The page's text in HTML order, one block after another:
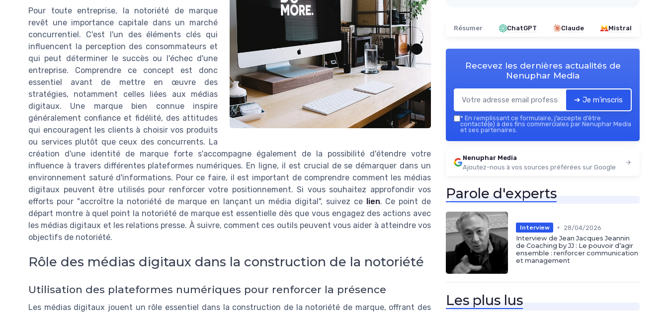
Pour toute entreprise, la notoriété de marque
revêt une importance capitale dans un marché
concurrentiel. C'est l'un des éléments clés qui
influencent la perception des consommateurs et
qui peut déterminer le succès ou l'échec d'une
entreprise. Comprendre ce concept est donc
essentiel avant de mettre en œuvre des
stratégies, notamment celles liées aux médias
digitaux. Une marque bien connue inspire
généralement confiance et fidélité, des attitudes
qui encouragent les clients à choisir vos produits
ou services plutôt que ceux des concurrents. La
création d'une identité de marque forte s'accompagne également de la possibilité d'étendre votre
influence à travers différentes plateformes numériques. En ligne, il est crucial de se démarquer dans un
environnement saturé d'informations. Pour ce faire, il est important de comprendre comment les médias
digitaux peuvent être utilisés pour renforcer votre positionnement. Si vous souhaitez approfondir vos
efforts pour "accroître la notoriété de marque en lançant un média digital", suivez ce lien. Ce point de
départ montre à quel point la notoriété de marque est essentielle dès que vous engagez des actions avec
les médias digitaux et les relations presse. À suivre, comment ces outils peuvent vous aider à atteindre vos
objectifs de notoriété.
Rôle des médias digitaux dans la construction de la notoriété
Utilisation des plateformes numériques pour renforcer la présence
Les médias digitaux jouent un rôle essentiel dans la construction de la notoriété de marque, offrant des
Résumer ChatGPT Claude Mistral
Recevez les dernières actualités de
Nenuphar Media
➔ Je m'inscris
* En remplissant ce formulaire, j’accepte d’être
contacté(e) à des fins commerciales par Nenuphar Media
et ses partenaires.
Nenuphar Media
Ajoutez-nous à vos sources préférées sur Google
Parole d'experts
Interview •
28/04/2026
Interview de Jean Jacques Jeannin
de Coaching by JJ : Le pouvoir d’agir
ensemble : renforcer communication
et management
Les plus lus